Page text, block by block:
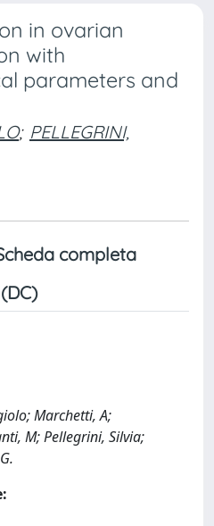
in ovarian
with
parameters and
; PELLEGRINI,
completa
Marchetti, A;
M; Pellegrini, Silvia;